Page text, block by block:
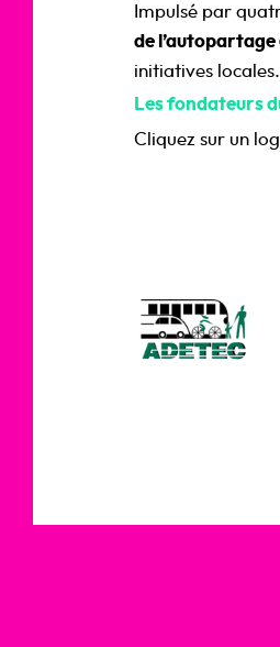
Impulsé par
de
initiatives locales.
Les fondateurs
Cliquez sur un